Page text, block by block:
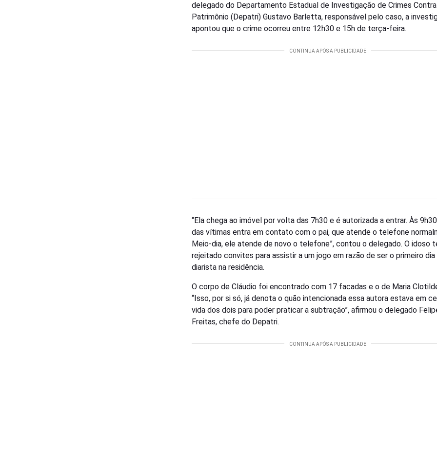
delegado do Departamento Estadual de Investigação de Crimes
Patrimônio (Depatri) Gustavo Barletta, responsável pelo caso, a
apontou que o crime ocorreu entre 12h30 e 15h de terça-feira.
“Ela chega ao imóvel por volta das 7h30 e é autorizada a entrar. Às
das vítimas entra em contato com o pai, que atende o telefone
Meio-dia, ele atende de novo o telefone”, contou o delegado. O idoso
rejeitado convites para assistir a um jogo em razão de ser o primeiro dia
diarista na residência.
O corpo de Cláudio foi encontrado com 17 facadas e o de Maria
“Isso, por si só, já denota o quão intencionada essa autora estava em
vida dos dois para poder praticar a subtração”, afirmou o delegado
Freitas, chefe do Depatri.